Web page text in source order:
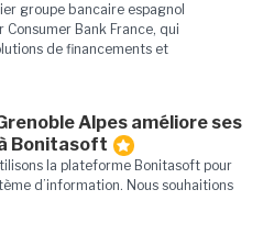
groupe bancaire espagnol
Bank France, qui
de financements et
Alpes améliore ses
Bonitasoft
la plateforme Bonitasoft pour
d’information. Nous souhaitions